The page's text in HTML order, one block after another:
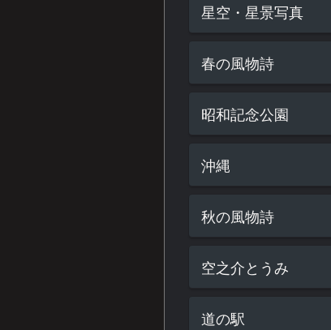
星空・星景写真
春の風物詩
昭和記念公園
沖縄
秋の風物詩
空之介とうみ
道の駅